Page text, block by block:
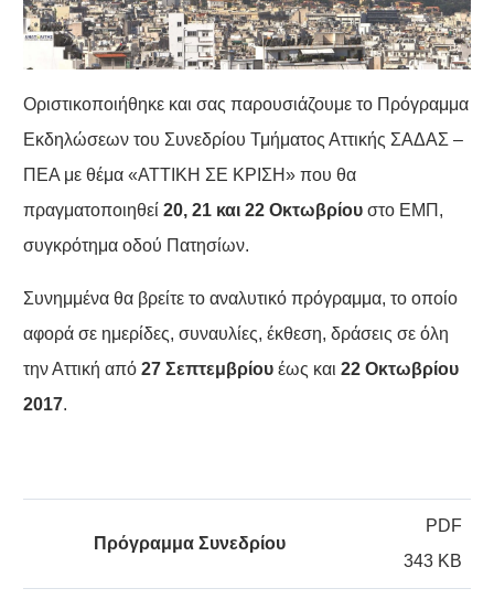
Οριστικοποιήθηκε και σας παρουσιάζουμε το Πρόγραμμα
Εκδηλώσεων του Συνεδρίου Τμήματος Αττικής ΣΑΔΑΣ –
ΠΕΑ με θέμα «ΑΤΤΙΚΗ ΣΕ ΚΡΙΣΗ» που θα
πραγματοποιηθεί 20, 21 και 22 Οκτωβρίουστο ΕΜΠ,
συγκρότημα οδού Πατησίων.
Συνημμένα θα βρείτε το αναλυτικό πρόγραμμα, το οποίο
αφορά σε ημερίδες, συναυλίες, έκθεση, δράσεις σε όλη
την Αττική από 27 Σεπτεμβρίουέως και 22 Οκτωβρίου
2017.
Πρόγραμμα Συνεδρίου
PDF
343 KB